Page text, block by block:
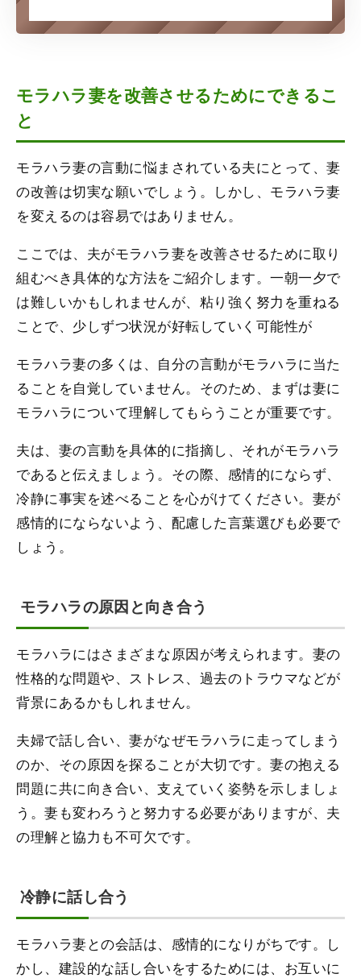
モラハラ妻を改善させるためにできるこ
と
モラハラ妻の言動に悩まされている夫にとって、妻
の改善は切実な願いでしょう。しかし、モラハラ妻
を変えるのは容易ではありません。
ここでは、夫がモラハラ妻を改善させるために取り
組むべき具体的な方法をご紹介します。一朝一夕で
は難しいかもしれませんが、粘り強く努力を重ねる
ことで、少しずつ状況が好転していく可能性が
モラハラ妻の多くは、自分の言動がモラハラに当た
ることを自覚していません。そのため、まずは妻に
モラハラについて理解してもらうことが重要です。
夫は、妻の言動を具体的に指摘し、それがモラハラ
であると伝えましょう。その際、感情的にならず、
冷静に事実を述べることを心がけてください。妻が
感情的にならないよう、配慮した言葉選びも必要で
しょう。
モラハラの原因と向き合う
モラハラにはさまざまな原因が考えられます。妻の
性格的な問題や、ストレス、過去のトラウマなどが
背景にあるかもしれません。
夫婦で話し合い、妻がなぜモラハラに走ってしまう
のか、その原因を探ることが大切です。妻の抱える
問題に共に向き合い、支えていく姿勢を示しましょ
う。妻も変わろうと努力する必要がありますが、夫
の理解と協力も不可欠です。
冷静に話し合う
モラハラ妻との会話は、感情的になりがちです。し
かし、建設的な話し合いをするためには、お互いに